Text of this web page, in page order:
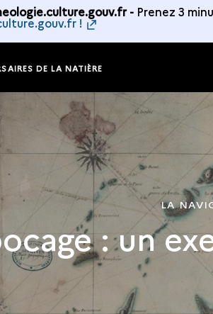
- Prenez 3
!
DE LA NATIÈRE
LA
: un